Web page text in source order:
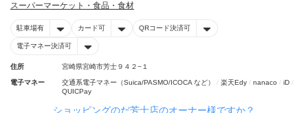
スーパーマーケット・食品・食材
駐車場有 カード可 QRコード決済可
電子マネー決済可
住所 宮崎県宮崎市芳士９４２−１
電子マネー 交通系電子マネー（Suica/PASMO/ICOCA など） 楽天Edy nanaco
iD
QUICPay
ショッピングのだ芳士店のオーナー様ですか？